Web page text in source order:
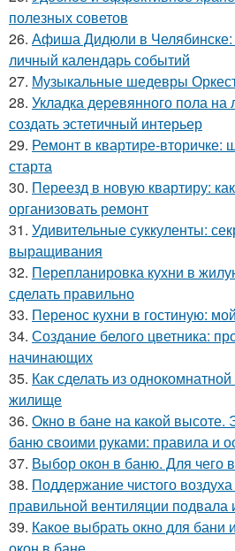
полезных советов
26. Афиша Дидюли в Челябинске:
личный календарь событий
27. Музыкальные шедевры
28. Укладка деревянного пола на
создать эстетичный интерьер
29. Ремонт в квартире-вторичке:
старта
30. Переезд в новую квартиру:
организовать ремонт
31. Удивительные суккуленты:
выращивания
32. Перепланировка кухни в
сделать правильно
33. Перенос кухни в гостиную:
34. Создание белого цветника:
начинающих
35. Как сделать из
жилище
36. Окно в бане на какой высоте.
баню своими руками: правила и
37. Выбор окон в баню. Для чего
38. Поддержание чистого
правильной вентиляции подвала
39. Какое выбрать окно для